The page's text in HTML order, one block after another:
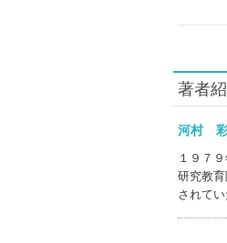
著者
河村
１９７
研究教
されてい